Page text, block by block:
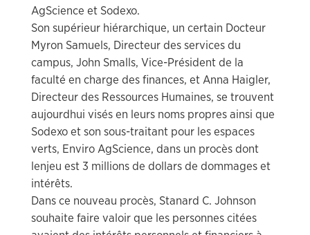
AgScience et Sodexo.
Son supérieur hiérarchique, un certain Docteur
Myron Samuels, Directeur des services du
campus, John Smalls, Vice-Président de la
faculté en charge des finances, et Anna Haigler,
Directeur des Ressources Humaines, se trouvent
aujourdhui visés en leurs noms propres ainsi que
Sodexo et son sous-traitant pour les espaces
verts, Enviro AgScience, dans un procès dont
lenjeu est 3 millions de dollars de dommages et
intérêts.
Dans ce nouveau procès, Stanard C. Johnson
souhaite faire valoir que les personnes citées